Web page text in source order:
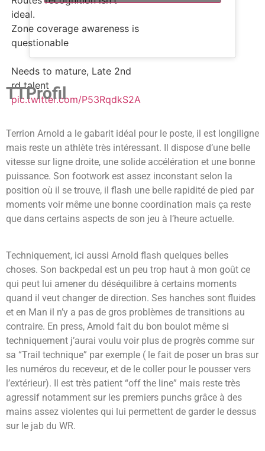
ideal.
Zone coverage awareness is
questionable
Needs to mature, Late 2nd
rd talent
pic.twitter.com/P53RqdkS2A
TTProfil
Terrion Arnold a le gabarit idéal pour le poste, il est longiligne
mais reste un athlète très intéressant. Il dispose d’une belle
vitesse sur ligne droite, une solide accélération et une bonne
puissance. Son footwork est assez inconstant selon la
position où il se trouve, il flash une belle rapidité de pied par
moments voir même une bonne coordination mais ça reste
que dans certains aspects de son jeu à l’heure actuelle.
Techniquement, ici aussi Arnold flash quelques belles
choses. Son backpedal est un peu trop haut à mon goût ce
qui peut lui amener du déséquilibre à certains moments
quand il veut changer de direction. Ses hanches sont fluides
et en Man il n’y a pas de gros problèmes de transitions au
contraire. En press, Arnold fait du bon boulot même si
techniquement j’aurai voulu voir plus de progrès comme sur
sa “Trail technique” par exemple ( le fait de poser un bras sur
les numéros du receveur, et de le coller pour le pousser vers
l’extérieur). Il est très patient “off the line” mais reste très
agressif notamment sur les premiers punchs grâce à des
mains assez violentes qui lui permettent de garder le dessus
sur le jab du WR.